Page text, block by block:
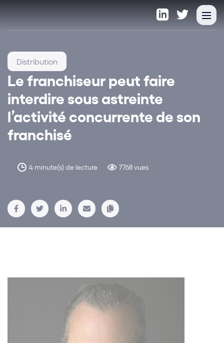
Le franchiseur peut faire
interdire sous astreinte
l’activité concurrente de son
franchisé
4 minute(s) de lecture 7768 vues
Distribution